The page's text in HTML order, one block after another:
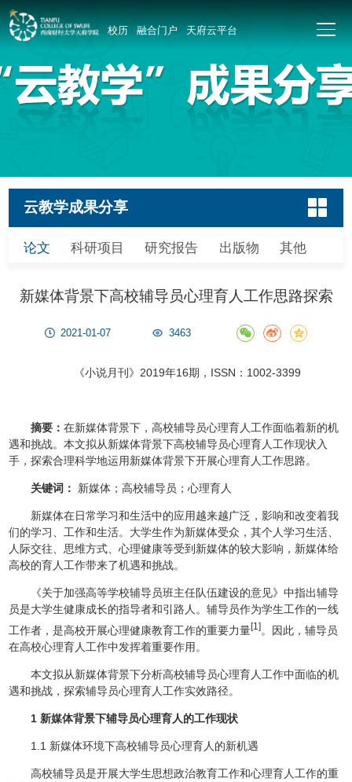
校历 融合门户 天府云平台
云教学成果分享
论文 科研项目 研究报告 出版物 其他
新媒体背景下高校辅导员心理育人工作思路探索
2021-01-07 3463
《小说月刊》2019年16期，ISSN：1002-3399
摘要：在新媒体背景下，高校辅导员心理育人工作面临着新的机
遇和挑战。本文拟从新媒体背景下高校辅导员心理育人工作现状入
手，探索合理科学地运用新媒体背景下开展心理育人工作思路。
关键词： 新媒体；高校辅导员；心理育人
新媒体在日常学习和生活中的应用越来越广泛，影响和改变着我
们的学习、工作和生活。大学生作为新媒体受众，其个人学习生活、
人际交往、思维方式、心理健康等受到新媒体的较大影响，新媒体给
高校的育人工作带来了机遇和挑战。
《关于加强高等学校辅导员班主任队伍建设的意见》中指出辅导
员是大学生健康成长的指导者和引路人。辅导员作为学生工作的一线
工作者，是高校开展心理健康教育工作的重要力量[1]。因此，辅导员
在高校心理育人工作中发挥着重要作用。
本文拟从新媒体背景下分析高校辅导员心理育人工作中面临的机
遇和挑战，探索辅导员心理育人工作实效路径。
1 新媒体背景下辅导员心理育人的工作现状
1.1 新媒体环境下高校辅导员心理育人的新机遇
高校辅导员是开展大学生思想政治教育工作和心理育人工作的重